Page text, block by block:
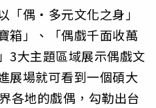
偶・多元文化之身」
箱」、「偶戲千面收萬
3大主題區域展示偶戲文
展場就可看到一個碩大
各地的戲偶，勾勒出台